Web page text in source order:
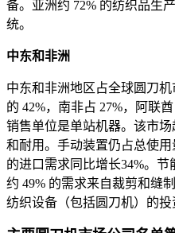
备。亚洲约 72% 的纺织品生
统。
中东和非洲
中东和非洲地区占全球圆刀
的 42%，南非占 27%，阿联
销售单位是单站机器。该市
和耐用。手动装置仍占总使
的进口需求同比增长34%。
约 49% 的需求来自裁剪和缝
纺织设备（包括圆刀机）的投